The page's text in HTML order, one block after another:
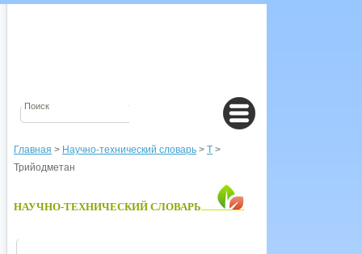
Главная > Научно-технический словарь > Т >
Трийодметан
НАУЧНО-ТЕХНИЧЕСКИЙ СЛОВАРЬ